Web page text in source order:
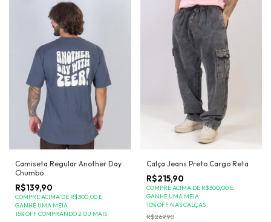
Camiseta Regular Another Day
Chumbo
R$139,90
COMPRE ACIMA DE R$300,00 E
GANHE UMA MEIA
15% OFF COMPRANDO 2 OU MAIS
Calça Jeans Preto Cargo Reta
R$215,90
COMPRE ACIMA DE R$300,00 E
GANHE UMA MEIA
10% OFF NAS CALÇAS
R$269,90